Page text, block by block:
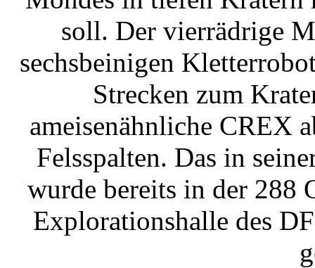
soll. Der vierrädrige
sechsbeinigen
Strecken zum
ameisenähnliche CREX
Felsspalten. Das in
wurde bereits in der 288
Explorationshalle des